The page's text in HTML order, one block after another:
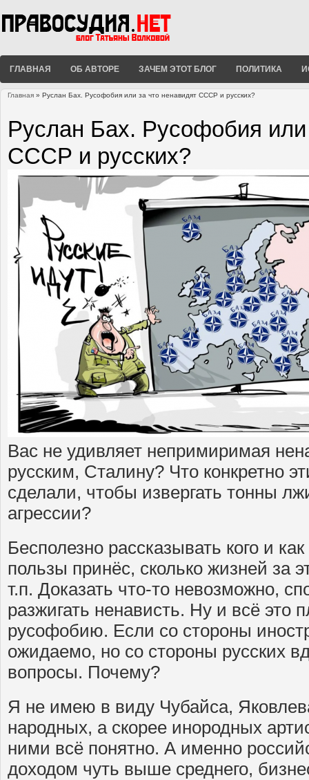
ГЛАВНАЯ ОБ АВТОРЕ ЗАЧЕМ ЭТОТ БЛОГ ПОЛИТИКА
Главная » Руслан Бах. Русофобия или за что ненавидят СССР и русских?
Руслан Бах. Русофобия или
СССР и русских?
Вас не удивляет непримиримая
русским, Сталину? Что конкретно
сделали, чтобы извергать тонны
агрессии?
Бесполезно рассказывать кого и
пользы принёс, сколько жизней за
т.п. Доказать что-то невозможно,
разжигать ненависть. Ну и всё это
русофобию. Если со стороны
ожидаемо, но со стороны русских
вопросы. Почему?
Я не имею в виду Чубайса,
народных, а скорее инородных
ними всё понятно. А именно
доходом чуть выше среднего,